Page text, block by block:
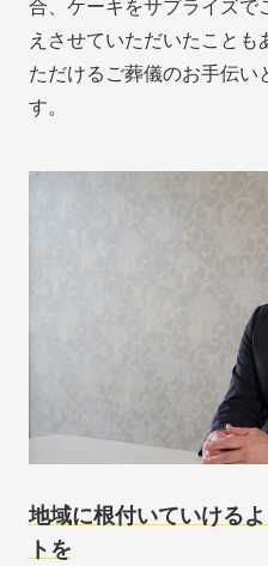
合、ケーキをサプライズ
えさせていただいたこと
ただけるご葬儀のお手伝い
す。
地域に根付いていける
トを